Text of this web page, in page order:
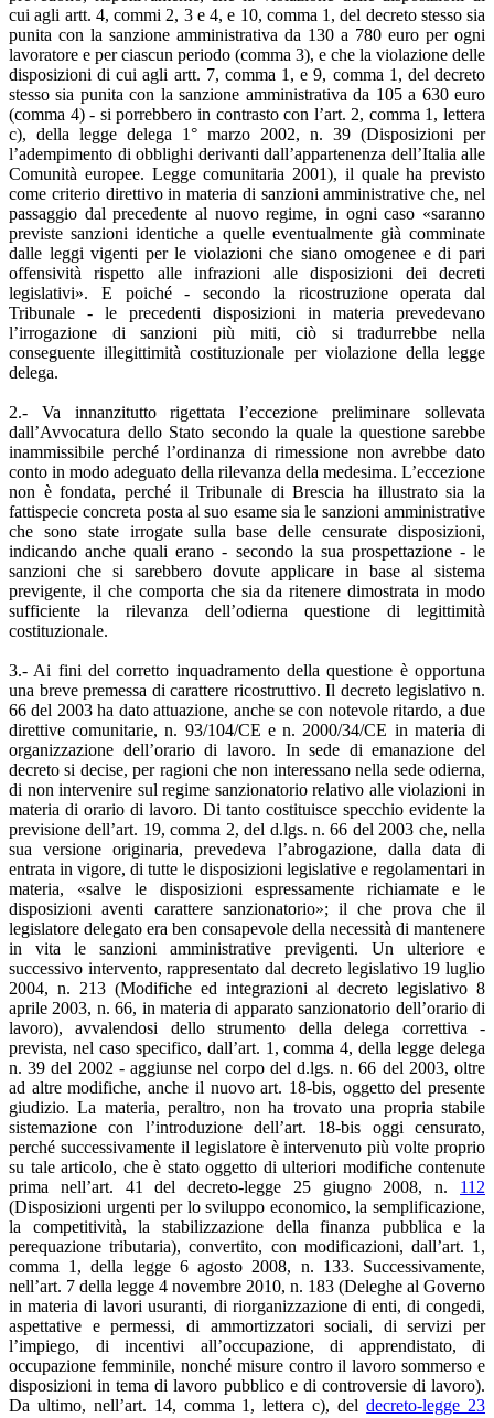
cui agli artt. 4, commi 2, 3 e 4, e 10, comma 1, del decreto stesso sia
punita con la sanzione amministrativa da 130 a 780 euro per ogni
lavoratore e per ciascun periodo (comma 3), e che la violazione delle
disposizioni di cui agli artt. 7, comma 1, e 9, comma 1, del decreto
stesso sia punita con la sanzione amministrativa da 105 a 630 euro
(comma 4) - si porrebbero in contrasto con l’art. 2, comma 1, lettera
c), della legge delega 1° marzo 2002, n. 39 (Disposizioni per
l’adempimento di obblighi derivanti dall’appartenenza dell’Italia alle
Comunità europee. Legge comunitaria 2001), il quale ha previsto
come criterio direttivo in materia di sanzioni amministrative che, nel
passaggio dal precedente al nuovo regime, in ogni caso «saranno
previste sanzioni identiche a quelle eventualmente già comminate
dalle leggi vigenti per le violazioni che siano omogenee e di pari
offensività rispetto alle infrazioni alle disposizioni dei decreti
legislativi». E poiché - secondo la ricostruzione operata dal
Tribunale - le precedenti disposizioni in materia prevedevano
l’irrogazione di sanzioni più miti, ciò si tradurrebbe nella
conseguente illegittimità costituzionale per violazione della legge
delega.
2.- Va innanzitutto rigettata l’eccezione preliminare sollevata
dall’Avvocatura dello Stato secondo la quale la questione sarebbe
inammissibile perché l’ordinanza di rimessione non avrebbe dato
conto in modo adeguato della rilevanza della medesima. L’eccezione
non è fondata, perché il Tribunale di Brescia ha illustrato sia la
fattispecie concreta posta al suo esame sia le sanzioni amministrative
che sono state irrogate sulla base delle censurate disposizioni,
indicando anche quali erano - secondo la sua prospettazione - le
sanzioni che si sarebbero dovute applicare in base al sistema
previgente, il che comporta che sia da ritenere dimostrata in modo
sufficiente la rilevanza dell’odierna questione di legittimità
costituzionale.
3.- Ai fini del corretto inquadramento della questione è opportuna
una breve premessa di carattere ricostruttivo. Il decreto legislativo n.
66 del 2003 ha dato attuazione, anche se con notevole ritardo, a due
direttive comunitarie, n. 93/104/CE e n. 2000/34/CE in materia di
organizzazione dell’orario di lavoro. In sede di emanazione del
decreto si decise, per ragioni che non interessano nella sede odierna,
di non intervenire sul regime sanzionatorio relativo alle violazioni in
materia di orario di lavoro. Di tanto costituisce specchio evidente la
previsione dell’art. 19, comma 2, del d.lgs. n. 66 del 2003 che, nella
sua versione originaria, prevedeva l’abrogazione, dalla data di
entrata in vigore, di tutte le disposizioni legislative e regolamentari in
materia, «salve le disposizioni espressamente richiamate e le
disposizioni aventi carattere sanzionatorio»; il che prova che il
legislatore delegato era ben consapevole della necessità di mantenere
in vita le sanzioni amministrative previgenti. Un ulteriore e
successivo intervento, rappresentato dal decreto legislativo 19 luglio
2004, n. 213 (Modifiche ed integrazioni al decreto legislativo 8
aprile 2003, n. 66, in materia di apparato sanzionatorio dell’orario di
lavoro), avvalendosi dello strumento della delega correttiva -
prevista, nel caso specifico, dall’art. 1, comma 4, della legge delega
n. 39 del 2002 - aggiunse nel corpo del d.lgs. n. 66 del 2003, oltre
ad altre modifiche, anche il nuovo art. 18-bis, oggetto del presente
giudizio. La materia, peraltro, non ha trovato una propria stabile
sistemazione con l’introduzione dell’art. 18-bis oggi censurato,
perché successivamente il legislatore è intervenuto più volte proprio
su tale articolo, che è stato oggetto di ulteriori modifiche contenute
prima nell’art. 41 del decreto-legge 25 giugno 2008, n. 112
(Disposizioni urgenti per lo sviluppo economico, la semplificazione,
la competitività, la stabilizzazione della finanza pubblica e la
perequazione tributaria), convertito, con modificazioni, dall’art. 1,
comma 1, della legge 6 agosto 2008, n. 133. Successivamente,
nell’art. 7 della legge 4 novembre 2010, n. 183 (Deleghe al Governo
in materia di lavori usuranti, di riorganizzazione di enti, di congedi,
aspettative e permessi, di ammortizzatori sociali, di servizi per
l’impiego, di incentivi all’occupazione, di apprendistato, di
occupazione femminile, nonché misure contro il lavoro sommerso e
disposizioni in tema di lavoro pubblico e di controversie di lavoro).
Da ultimo, nell’art. 14, comma 1, lettera c), deldecreto-legge 23